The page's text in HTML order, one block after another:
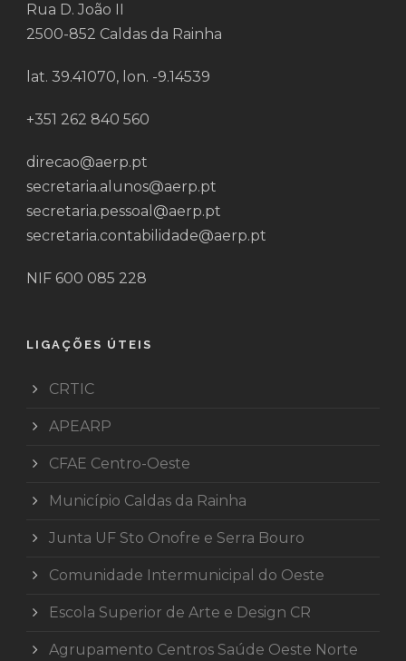
Rua D. João II
2500-852 Caldas da Rainha
lat. 39.41070, lon. -9.14539
+351 262 840 560
direcao@aerp.pt
secretaria.alunos@aerp.pt
secretaria.pessoal@aerp.pt
secretaria.contabilidade@aerp.pt
NIF 600 085 228
LIGAÇÕES ÚTEIS
CRTIC
APEARP
CFAE Centro-Oeste
Município Caldas da Rainha
Junta UF Sto Onofre e Serra Bouro
Comunidade Intermunicipal do Oeste
Escola Superior de Arte e Design CR
Agrupamento Centros Saúde Oeste Norte